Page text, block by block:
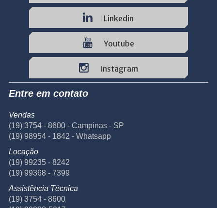
Linkedin
Youtube
Instagram
Entre em contato
Vendas
(19) 3754 - 8600 - Campinas - SP
(19) 98954 - 1842 - Whatsapp
Locação
(19) 99235 - 8242
(19) 99368 - 7399
Assistência Técnica
(19) 3754 - 8600